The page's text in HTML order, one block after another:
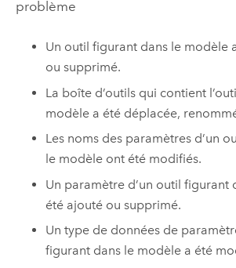
problème
Un outil figurant dans le modèle
ou supprimé.
La boîte d’outils qui contient
modèle a été déplacée,
Les noms des paramètres d’un
le modèle ont été modifiés.
Un paramètre d’un outil figurant
été ajouté ou supprimé.
Un type de données de
figurant dans le modèle a été